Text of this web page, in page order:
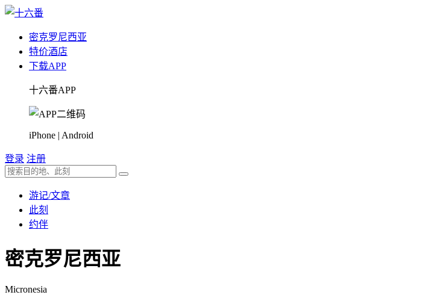
密克罗尼西亚
特价酒店
下载APP
十六番APP
iPhone | Android
登录 注册
游记/文章
此刻
约伴
密克罗尼西亚
Micronesia